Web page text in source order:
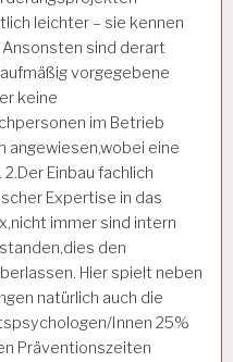
leichter – sie kennen
sind derart
vorgegebene
keine
im Betrieb
angewiesen,wobei eine
2.Der Einbau fachlich
Expertise in das
immer sind intern
den
Hier spielt neben
natürlich auch die
Innen 25%
Präventionszeiten